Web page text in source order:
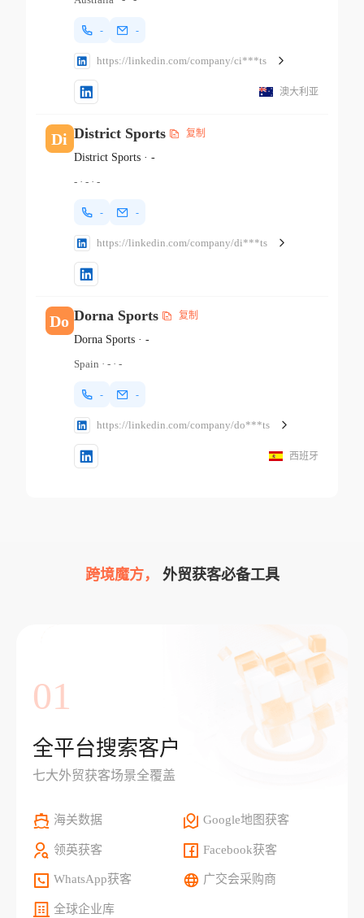
- -
https://linkedin.com/company/ci***ts
澳大利亚
Di District Sports 复制
District Sports· -
-· -· -
- -
https://linkedin.com/company/di***ts
Do Dorna Sports 复制
Dorna Sports· -
Spain · -· -
- -
https://linkedin.com/company/do***ts
西班牙
跨境魔方， 外贸获客必备工具
01
全平台搜索客户
七大外贸获客场景全覆盖
海关数据 Google地图获客
领英获客 Facebook获客
WhatsApp获客 广交会采购商
全球企业库